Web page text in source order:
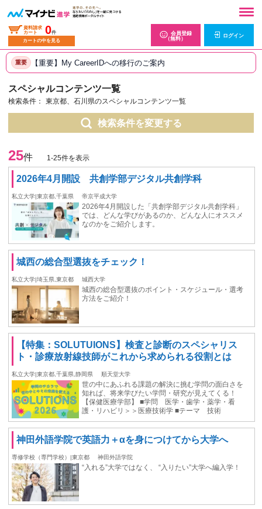
資料請求
カート
0件
カートの中を見る
会員登録
（無料）
ログイン
重要 【重要】My CareerIDへの移行のご案内
スペシャルコンテンツ一覧
検索条件： 東京都、石川県のスペシャルコンテンツ一覧
検索条件を変更する
25件 1-25件を表示
2026年4月開設 共創学部デジタル共創学科
私立大学|東京都,千葉県 帝京平成大学
2026年4月開設した「共創学部デジタル共創学科」
では、どんな学びがあるのか、どんな人にオススメ
なのかをご紹介します。
城西の総合型選抜をチェック！
私立大学|埼玉県,東京都 城西大学
城西の総合型選抜のポイント・スケジュール・選考
方法をご紹介！
【特集：SOLUTUIONS】検査と診断のスペシャリス
ト・診療放射線技師がこれから求められる役割とは
私立大学|東京都,千葉県,静岡県 順天堂大学
世の中にあふれる課題の解決に挑む学問の面白さを
知れば、将来学びたい学問・研究が見えてくる！
【保健医療学部】 ■学問 医学・歯学・薬学・看
護・リハビリ＞＞医療技術学 ■テーマ 技術
神田外語学院で英語力＋αを身につけてから大学へ
専修学校（専門学校）|東京都 神田外語学院
“入れる”大学ではなく、 “入りたい”大学へ編入学！